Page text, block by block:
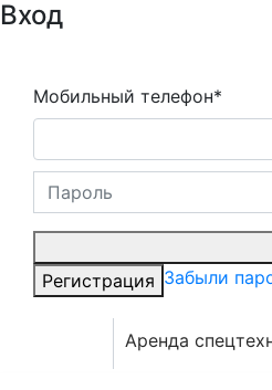
Вход
Мобильный телефон*
Регистрация Забыли
Аренда